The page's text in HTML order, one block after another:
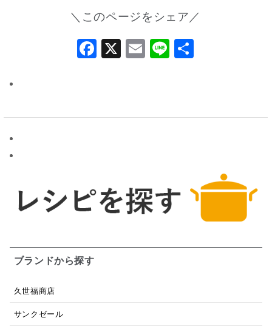
＼このページをシェア／
Facebook
X Email
Line
ブランドから探す
久世福商店
サンクゼール